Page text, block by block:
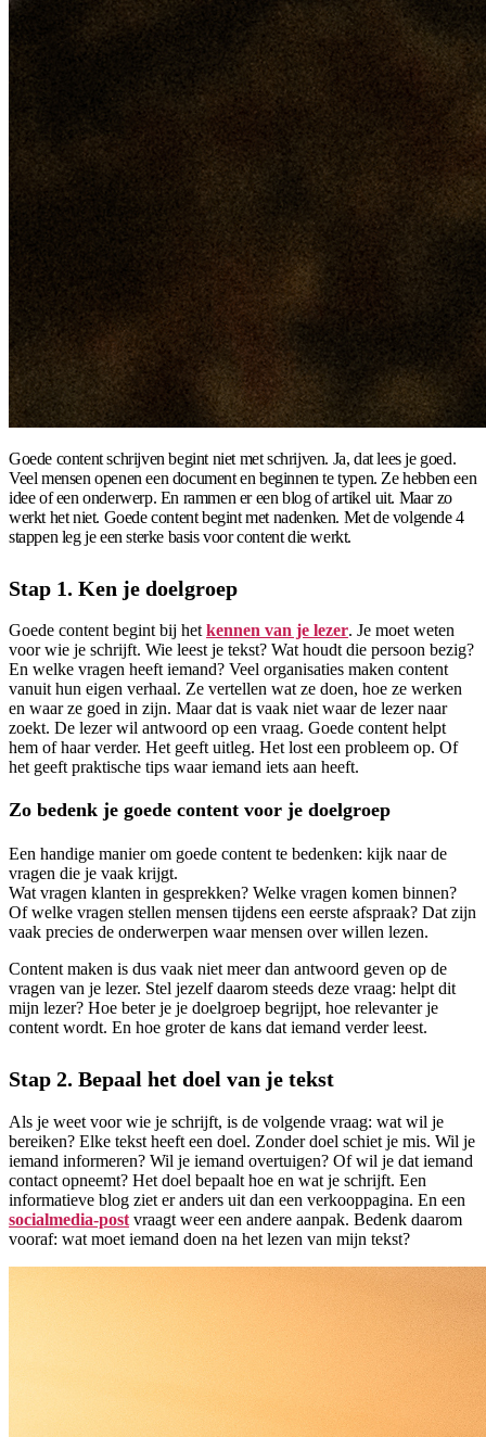
Goede content schrijven begint niet met schrijven. Ja, dat lees je goed.
Veel mensen openen een document en beginnen te typen. Ze hebben een
idee of een onderwerp. En rammen er een blog of artikel uit. Maar zo
werkt het niet. Goede content begint met nadenken. Met de volgende 4
stappen leg je een sterke basis voor content die werkt.
Stap 1. Ken je doelgroep
Goede content begint bij het kennen van je lezer. Je moet weten
voor wie je schrijft. Wie leest je tekst? Wat houdt die persoon bezig?
En welke vragen heeft iemand? Veel organisaties maken content
vanuit hun eigen verhaal. Ze vertellen wat ze doen, hoe ze werken
en waar ze goed in zijn. Maar dat is vaak niet waar de lezer naar
zoekt. De lezer wil antwoord op een vraag. Goede content helpt
hem of haar verder. Het geeft uitleg. Het lost een probleem op. Of
het geeft praktische tips waar iemand iets aan heeft.
Zo bedenk je goede content voor je doelgroep
Een handige manier om goede content te bedenken: kijk naar de
vragen die je vaak krijgt.
Wat vragen klanten in gesprekken? Welke vragen komen binnen?
Of welke vragen stellen mensen tijdens een eerste afspraak? Dat zijn
vaak precies de onderwerpen waar mensen over willen lezen.
Content maken is dus vaak niet meer dan antwoord geven op de
vragen van je lezer. Stel jezelf daarom steeds deze vraag: helpt dit
mijn lezer? Hoe beter je je doelgroep begrijpt, hoe relevanter je
content wordt. En hoe groter de kans dat iemand verder leest.
Stap 2. Bepaal het doel van je tekst
Als je weet voor wie je schrijft, is de volgende vraag: wat wil je
bereiken? Elke tekst heeft een doel. Zonder doel schiet je mis. Wil je
iemand informeren? Wil je iemand overtuigen? Of wil je dat iemand
contact opneemt? Het doel bepaalt hoe en wat je schrijft. Een
informatieve blog ziet er anders uit dan een verkooppagina. En een
socialmedia-post vraagt weer een andere aanpak. Bedenk daarom
vooraf: wat moet iemand doen na het lezen van mijn tekst?